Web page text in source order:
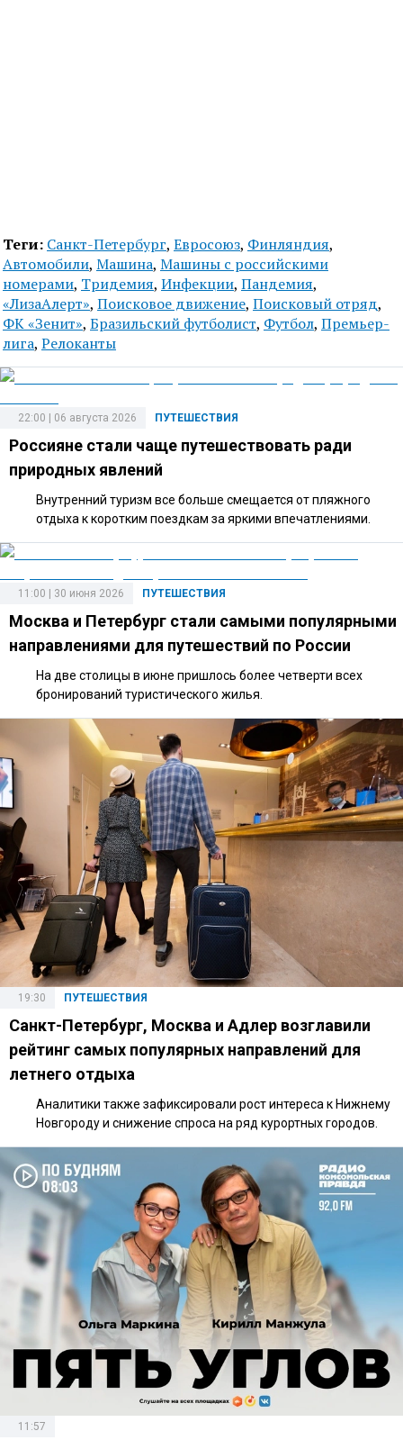
Теги: Санкт-Петербург, Евросоюз, Финляндия,
Автомобили, Машина, Машины с российскими
номерами, Тридемия, Инфекции, Пандемия,
«ЛизаАлерт», Поисковое движение, Поисковый отряд,
ФК «Зенит», Бразильский футболист, Футбол, Премьер-
лига, Релоканты
ПУТЕШЕСТВИЯ
22:00 | 06 августа 2026
Россияне стали чаще путешествовать ради
природных явлений
Внутренний туризм все больше смещается от пляжного
отдыха к коротким поездкам за яркими впечатлениями.
ПУТЕШЕСТВИЯ
11:00 | 30 июня 2026
Москва и Петербург стали самыми популярными
направлениями для путешествий по России
На две столицы в июне пришлось более четверти всех
бронирований туристического жилья.
ПУТЕШЕСТВИЯ
19:30
Санкт-Петербург, Москва и Адлер возглавили
рейтинг самых популярных направлений для
летнего отдыха
Аналитики также зафиксировали рост интереса к Нижнему
Новгороду и снижение спроса на ряд курортных городов.
11:57